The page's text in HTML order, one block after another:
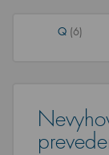
Q (6)